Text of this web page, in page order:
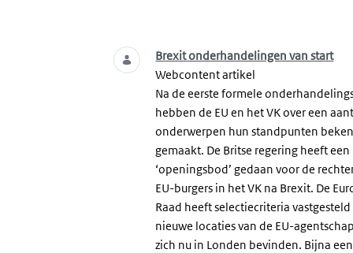
Brexit onderhandelingen van start
Webcontent artikel
Na de eerste formele
hebben de EU en het VK over een
onderwerpen hun standpunten
gemaakt. De Britse regering heeft een
‘openingsbod’ gedaan voor de
EU-burgers in het VK na Brexit. De
Raad heeft selectiecriteria
nieuwe locaties van de EU-
zich nu in Londen bevinden. Bijna